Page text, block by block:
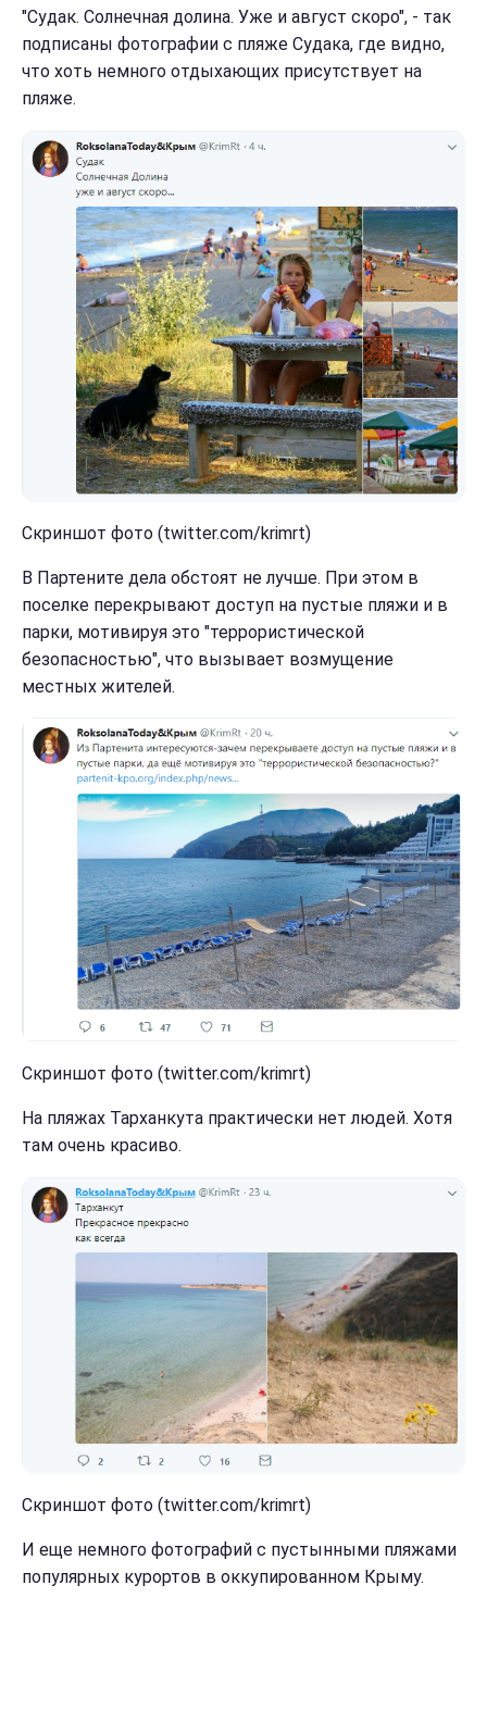
"Судак. Солнечная долина. Уже и август скоро", - так
подписаны фотографии с пляже Судака, где видно,
что хоть немного отдыхающих присутствует на
пляже.
Скриншот фото (twitter.com/krimrt)
В Партените дела обстоят не лучше. При этом в
поселке перекрывают доступ на пустые пляжи и в
парки, мотивируя это "террористической
безопасностью", что вызывает возмущение
местных жителей.
Скриншот фото (twitter.com/krimrt)
На пляжах Тарханкута практически нет людей. Хотя
там очень красиво.
Скриншот фото (twitter.com/krimrt)
И еще немного фотографий с пустынными пляжами
популярных курортов в оккупированном Крыму.